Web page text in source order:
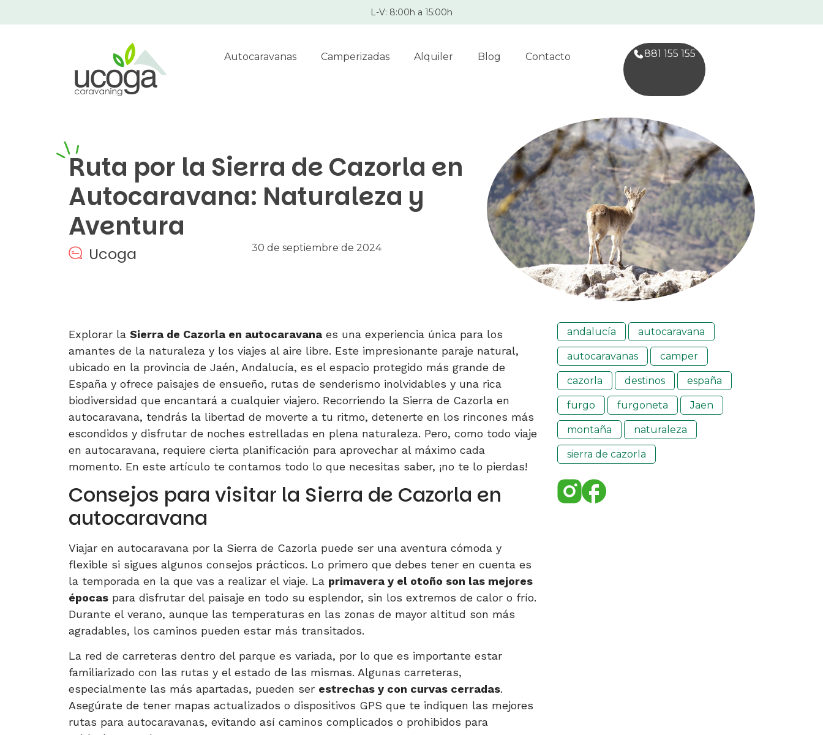
L-V: 8:00h a 15:00h
Autocaravanas Camperizadas Alquiler Blog Contacto 881 155 155
Ruta por la Sierra de Cazorla en
Autocaravana: Naturaleza y
Aventura
Ucoga 30 de septiembre de 2024
Explorar la Sierra de Cazorla en autocaravana es una experiencia única para los
amantes de la naturaleza y los viajes al aire libre. Este impresionante paraje natural,
ubicado en la provincia de Jaén, Andalucía, es el espacio protegido más grande de
España y ofrece paisajes de ensueño, rutas de senderismo inolvidables y una rica
biodiversidad que encantará a cualquier viajero. Recorriendo la Sierra de Cazorla en
autocaravana, tendrás la libertad de moverte a tu ritmo, detenerte en los rincones más
escondidos y disfrutar de noches estrelladas en plena naturaleza. Pero, como todo viaje
en autocaravana, requiere cierta planificación para aprovechar al máximo cada
momento. En este artículo te contamos todo lo que necesitas saber, ¡no te lo pierdas!
Consejos para visitar la Sierra de Cazorla en
autocaravana
Viajar en autocaravana por la Sierra de Cazorla puede ser una aventura cómoda y
flexible si sigues algunos consejos prácticos. Lo primero que debes tener en cuenta es
la temporada en la que vas a realizar el viaje. La primavera y el otoño son las mejores
épocas para disfrutar del paisaje en todo su esplendor, sin los extremos de calor o frío.
Durante el verano, aunque las temperaturas en las zonas de mayor altitud son más
agradables, los caminos pueden estar más transitados.
La red de carreteras dentro del parque es variada, por lo que es importante estar
familiarizado con las rutas y el estado de las mismas. Algunas carreteras,
especialmente las más apartadas, pueden ser estrechas y con curvas cerradas.
Asegúrate de tener mapas actualizados o dispositivos GPS que te indiquen las mejores
rutas para autocaravanas, evitando así caminos complicados o prohibidos para
andalucía autocaravana
autocaravanas camper
cazorla destinos españa
furgo furgoneta Jaen
montaña naturaleza
sierra de cazorla